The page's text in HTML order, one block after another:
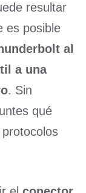
resultar
es posible
al
a una
. Sin
qué